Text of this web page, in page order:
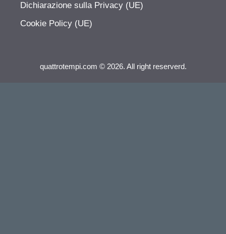
Dichiarazione sulla Privacy (UE)
Cookie Policy (UE)
quattrotempi.com © 2026. All right reserverd.